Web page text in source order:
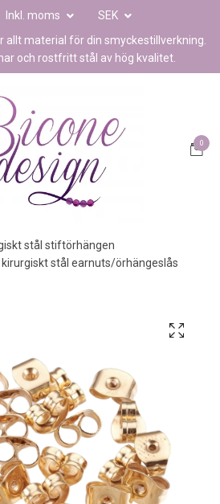
Inkl. moms
SEK
allt material för din smyckestillverkning.
och rostfritt stål av hög kvalitet.
0
stål stiftörhängen
stål earnuts/örhängeslås